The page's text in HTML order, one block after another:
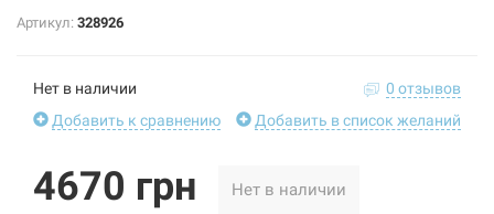
Артикул: 328926
Нет в наличии
0 отзывов
Добавить к сравнению
Добавить в список желаний
4670 грн Нет в наличии